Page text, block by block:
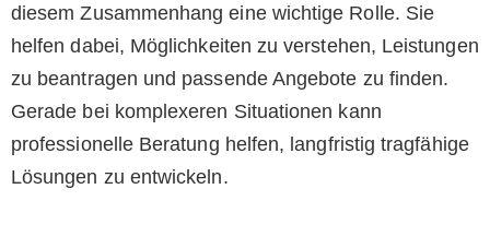
diesem Zusammenhang eine wichtige Rolle. Sie
helfen dabei, Möglichkeiten zu verstehen, Leistungen
zu beantragen und passende Angebote zu finden.
Gerade bei komplexeren Situationen kann
professionelle Beratung helfen, langfristig tragfähige
Lösungen zu entwickeln.